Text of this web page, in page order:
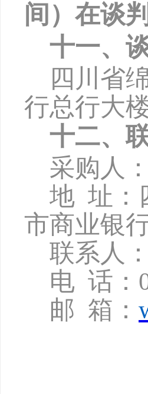
间）在谈
十一、
四川省
行总行大
十二、
采购人
地 址：
市商业银
联系人
电 话：
邮 箱：